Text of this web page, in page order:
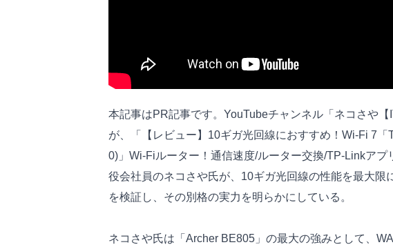
本記事はPR記事です。YouTubeチャンネル「ネコさや【
が、「【レビュー】10ギガ光回線におすすめ！Wi-Fi 7
0)」Wi-Fiルーター！通信速度/ルーター交換/TP-Linkアプ
役会社員のネコさや氏が、10ギガ光回線の性能を最大限
を検証し、その別格の実力を明らかにしている。
ネコさや氏は「Archer BE805」の最大の強みとして、